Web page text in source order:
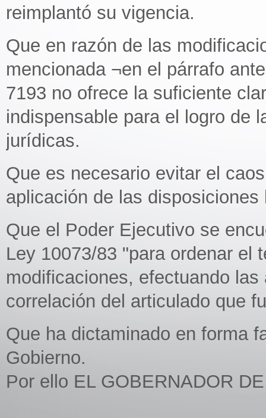
reimplantó su vigencia.
Que en razón de las
mencionada ¬en el párrafo
7193 no ofrece la suficiente
indispensable para el logro de
jurídicas.
Que es necesario evitar el
aplicación de las
Que el Poder Ejecutivo se
Ley 10073/83 "para ordenar el
modificaciones, efectuando
correlación del articulado que
Que ha dictaminado en forma
Gobierno.
Por ello EL GOBERNADOR